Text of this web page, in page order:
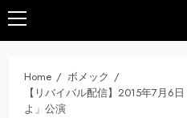
Primary
Menu
Home
ボメック
【リバイバル配信】2015年7月6
よ」公演